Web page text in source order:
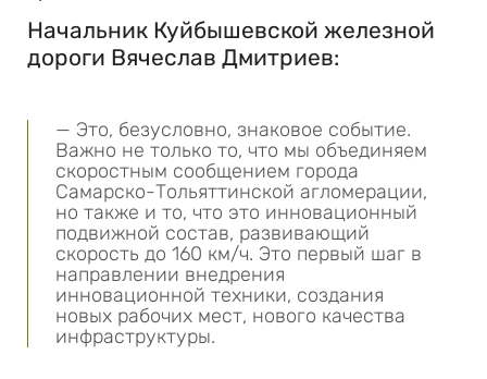
Начальник Куйбышевской железной
дороги Вячеслав Дмитриев:
— Это, безусловно, знаковое событие.
Важно не только то, что мы объединяем
скоростным сообщением города
Самарско-Тольяттинской агломерации,
но также и то, что это инновационный
подвижной состав, развивающий
скорость до 160 км/ч. Это первый шаг в
направлении внедрения
инновационной техники, создания
новых рабочих мест, нового качества
инфраструктуры.